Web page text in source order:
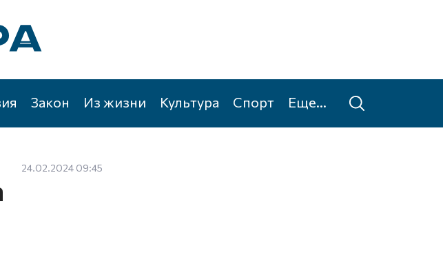
Закон Из жизни Культура Спорт Еще...
24.02.2024 09:45